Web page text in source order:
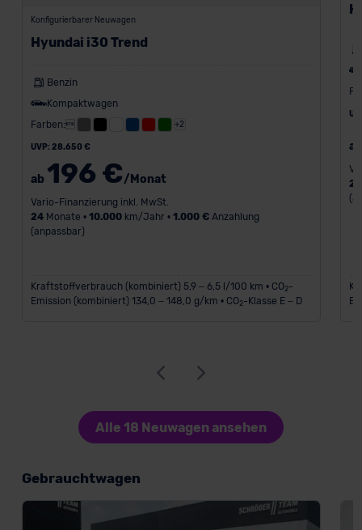
Konfigurierbarer Neuwagen
Hyundai i30 Trend
Benzin
Kompaktwagen
Farben:
+2
UVP: 28.650 €
ab 196 €/Monat
Vario-Finanzierung inkl. MwSt.
24Monate • 10.000km/Jahr • 1.000 €Anzahlung
(anpassbar)
Kraftstoffverbrauch (kombiniert) 5,9 – 6,5 l/100 km • CO2-
Emission (kombiniert) 134,0 – 148,0 g/km • CO2-Klasse E – D
24
Alle 18 Neuwagen ansehen
Gebrauchtwagen